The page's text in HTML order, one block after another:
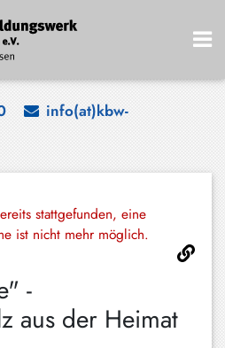
info(at)kbw-
stattgefunden, eine
ist nicht mehr möglich.
-
aus der Heimat